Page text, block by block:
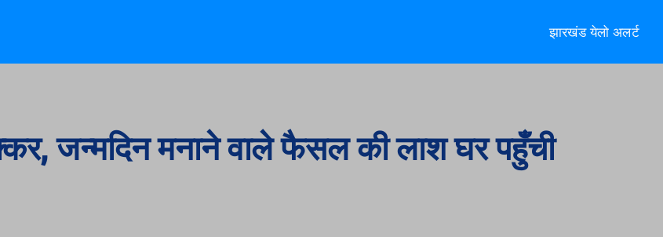
झारखंड येलो अलर्ट
जन्मदिन मनाने वाले फैसल की लाश घर पहुँची